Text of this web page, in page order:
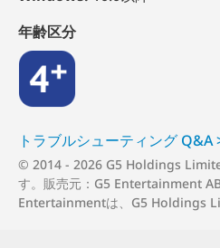
年齢区分
4+
トラブルシューティング Q⁠&⁠A
© 2014 - 2026 G5 Holdings
す。 販売元：G5 Entertainment
Entertainmentは、G5 Holdings